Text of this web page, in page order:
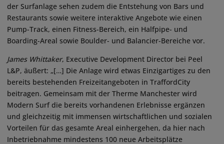
der Surfanlage sehen zudem die Entstehung von Bars und
Restaurants sowie weitere interaktive Angebote wie einen
Pump-Track, einen Fitness-Bereich, ein Halfpipe- und
Boarding-Areal sowie Boulder- und Balancier-Bereiche vor.
James Whittaker, Executive Development Director bei Peel
L&P, äußert: „[…] Die Anlage wird etwas Einzigartiges zu den
bereits bestehenden Freizeitangeboten in TraffordCity
beitragen. Gemeinsam mit der Therme Manchester wird
Modern Surf die bereits vorhandenen Erlebnisse ergänzen
und gleichzeitig mit immensen wirtschaftlichen und sozialen
Vorteilen für das gesamte Areal einhergehen, da hier nach
Inbetriebnahme mindestens 100 neue Arbeitsplätze